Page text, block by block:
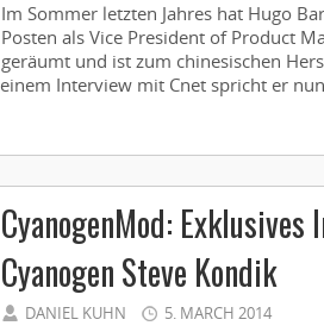
Im Sommer letzten Jahres hat Hugo
Posten als Vice President of Product
geräumt und ist zum chinesischen
einem Interview mit Cnet spricht er
CyanogenMod:
Cyanogen Steve Kondik
DANIEL KUHN 5. MARCH 2014